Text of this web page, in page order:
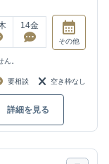
14金
その他
。
要相談 空き枠なし
詳細を見る